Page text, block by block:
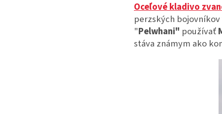
Oceľové kladivo
perzských bojovníkov
"Pelwhani" používať
stáva známym ako